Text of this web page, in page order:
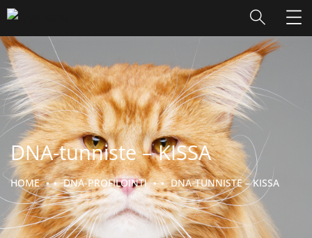
DNA-tunniste – KISSA
HOME DNA-PROFILOINTI DNA-TUNNISTE – KISSA